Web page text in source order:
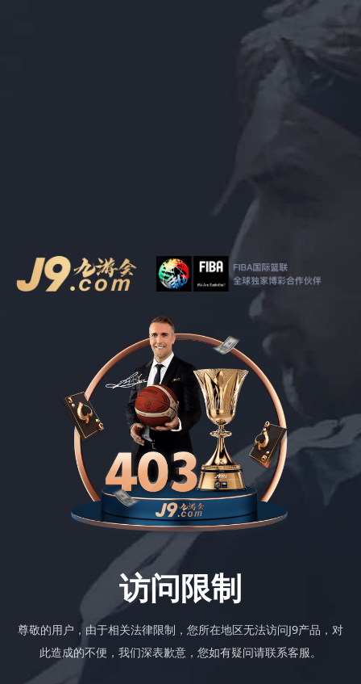
访问限制
尊敬的用户，由于相关法律限制，您所在地区无法访问J9产品，对
此造成的不便，我们深表歉意，您如有疑问请联系客服。